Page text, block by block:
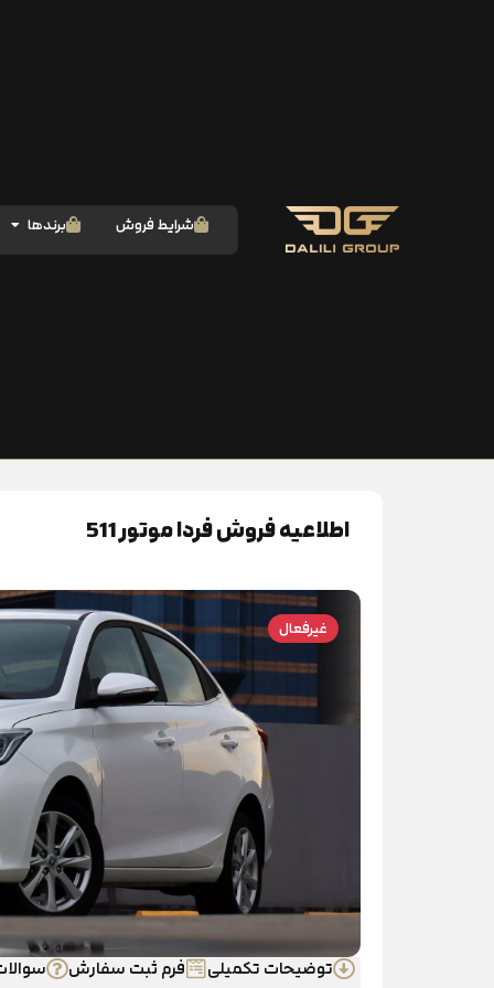
شرایط فروش برندها
اطلاعیه فروش فردا موتور 511
غیرفعال
توضیحات تکمیلی فرم ثبت سفارش